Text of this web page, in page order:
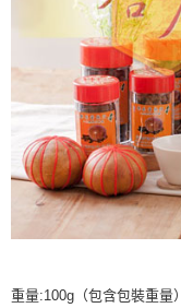
重量:100g（包含包裝重量）